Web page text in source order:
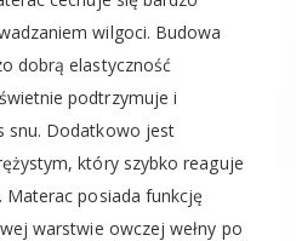
wilgoci. Budowa
dobrą elastyczność
podtrzymuje i
snu. Dodatkowo jest
który szybko reaguje
Materac posiada funkcję
warstwie owczej wełny po